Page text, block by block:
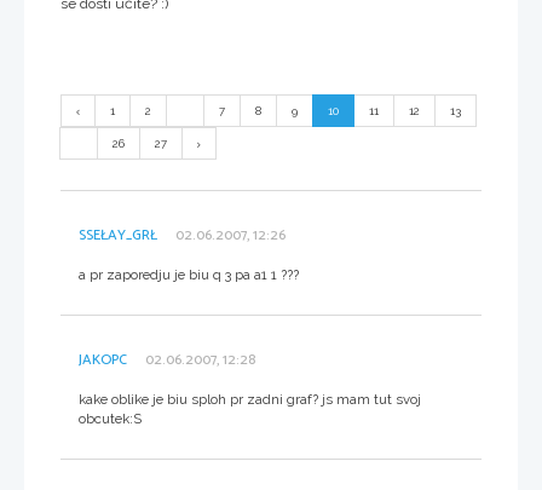
1 2 7 8 9 10 11 12 13
26 27
SSEŁAY_GRŁ 02.06.2007, 12:26
a pr zaporedju je biu q 3 pa a1 1 ???
JAKOPC 02.06.2007, 12:28
kake oblike je biu sploh pr zadni graf? js mam tut svoj
obcutek:S